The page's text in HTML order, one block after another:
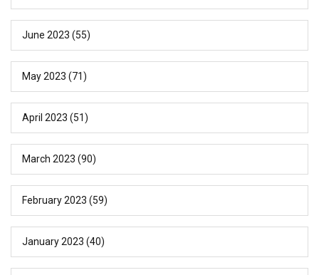
June 2023 (55)
May 2023 (71)
April 2023 (51)
March 2023 (90)
February 2023 (59)
January 2023 (40)